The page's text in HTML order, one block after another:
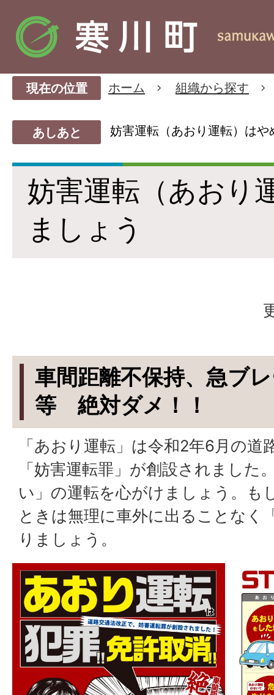
現在の位置 ホーム 組織から探す
あしあと 妨害運転（あおり運転）はや
妨害運転（あおり
ましょう
車間距離不保持、急ブ
等 絶対ダメ！！
「あおり運転」は令和2年6月の道
「妨害運転罪」が創設されました
い」の運転を心がけましょう。も
ときは無理に車外に出ることなく
りましょう。